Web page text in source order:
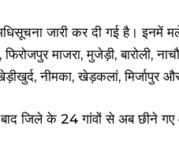
जारी कर दी गई है। इनमें
माजरा, मुजेड़ी, बारोली,
नीमका, खेड़कलां, मिर्जापुर